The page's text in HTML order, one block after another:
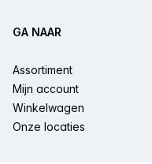
GA NAAR
Assortiment
Mijn account
Winkelwagen
Onze locaties